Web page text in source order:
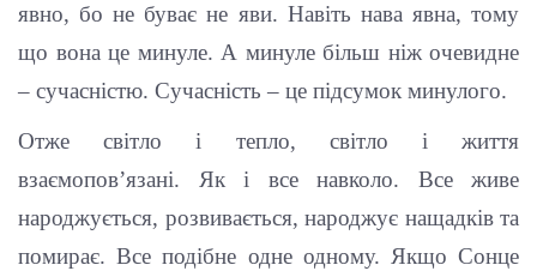
явно, бо не буває не яви. Навіть нава явна, тому
що вона це минуле. А минуле більш ніж очевидне
– сучасністю. Сучасність – це підсумок минулого.
Отже світло і тепло, світло і життя
взаємопов’язані. Як і все навколо. Все живе
народжується, розвивається, народжує нащадків та
помирає. Все подібне одне одному. Якщо Сонце